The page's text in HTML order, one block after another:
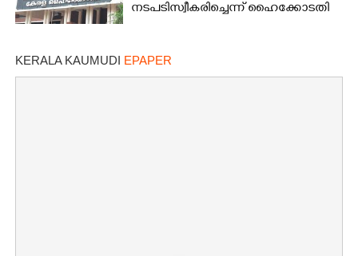
നടപടി സ്വീകരിച്ചെന്ന് ഹൈക്കോടതി
KERALA KAUMUDI EPAPER